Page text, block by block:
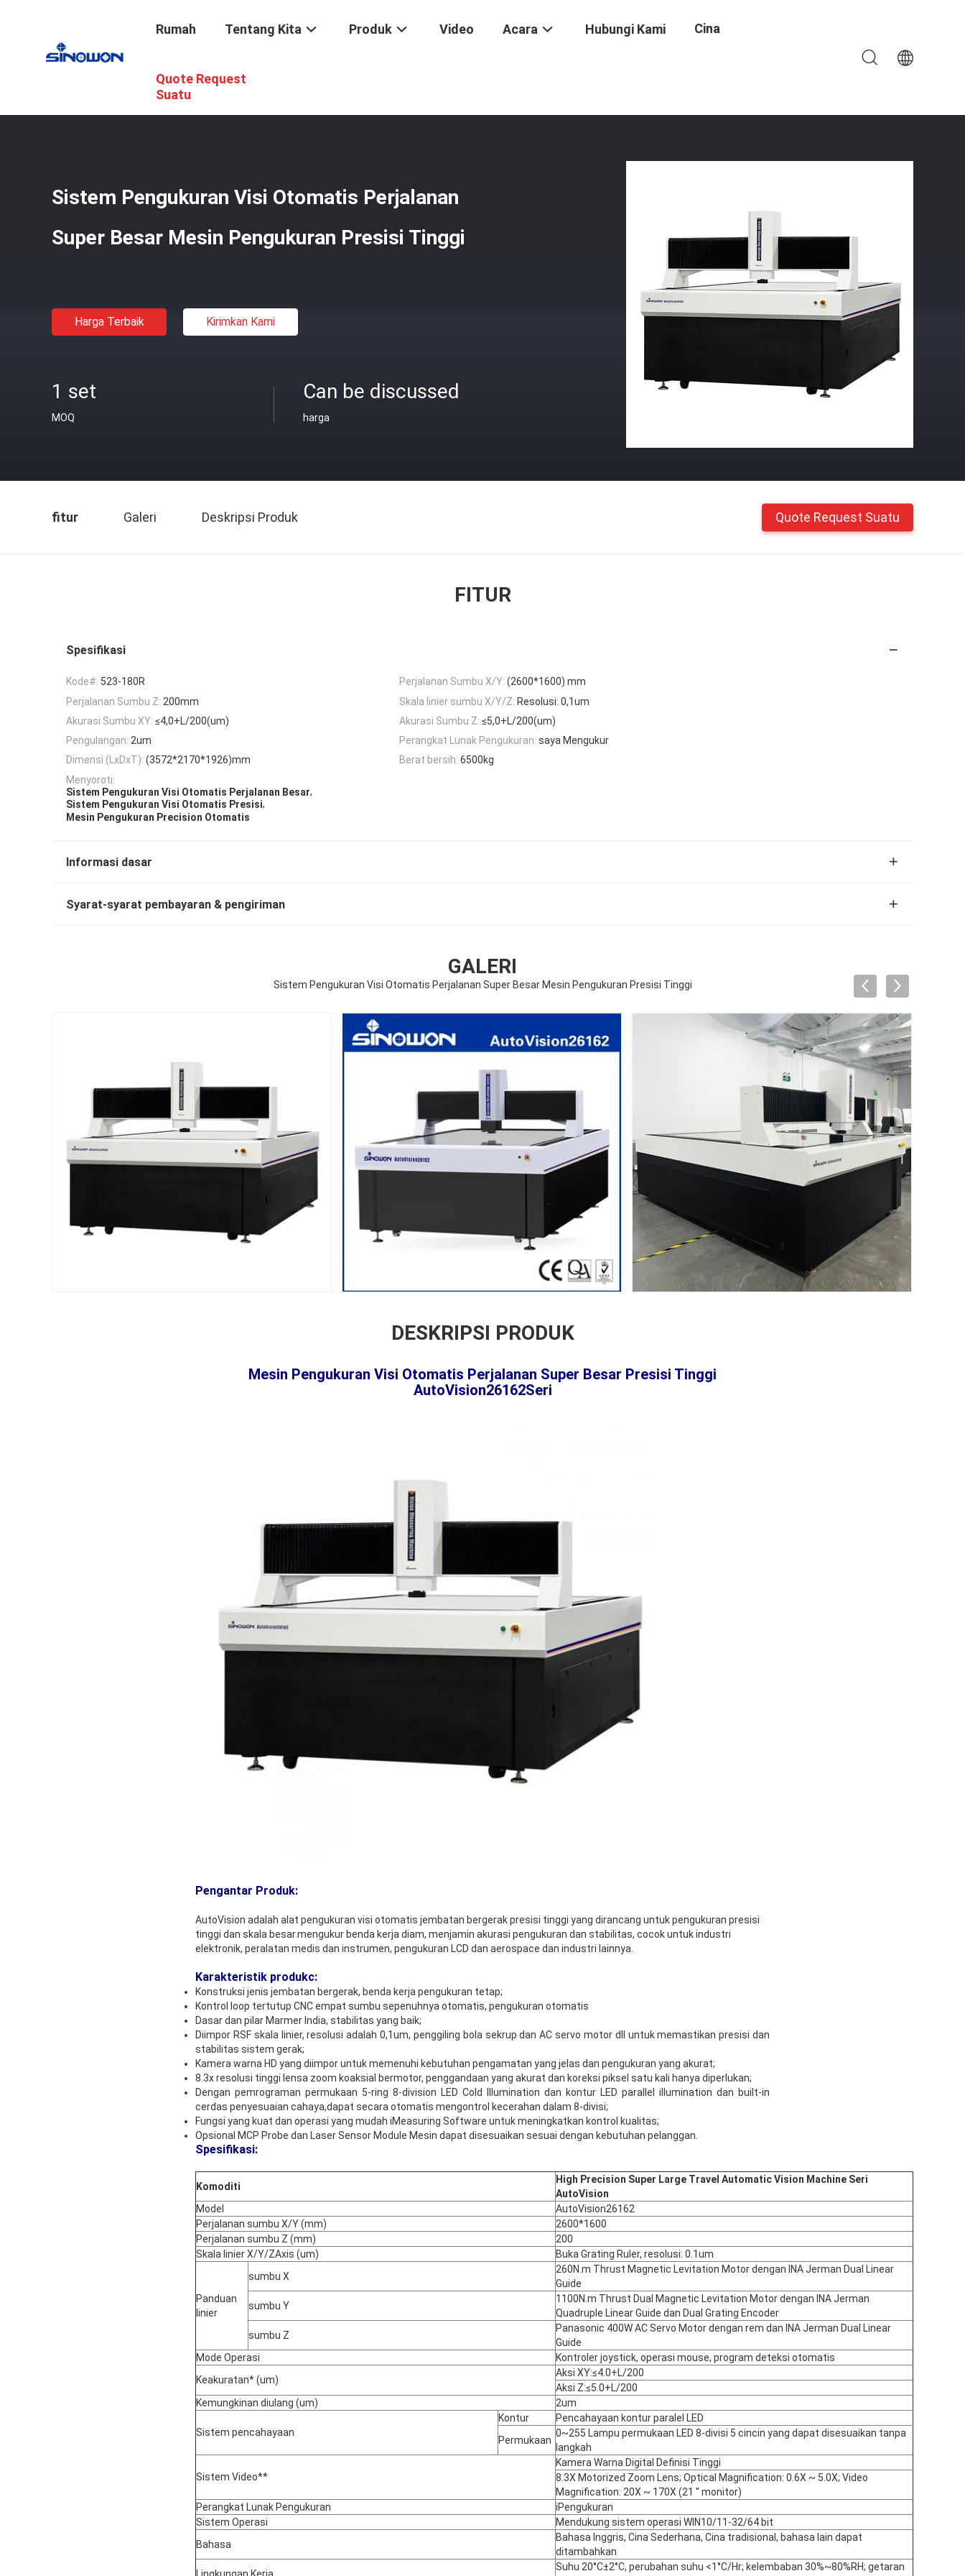
Rumah Tentang Kita Produk Video Acara Hubungi Kami Cina
Quote Request
Suatu
Sistem Pengukuran Video
Sistem Pengukuran Visi Otomatis Perjalanan
Super Besar Mesin Pengukuran Presisi Tinggi
Harga Terbaik Kirimkan Kami
1 set
MOQ
Can be discussed
harga
fitur Galeri Deskripsi Produk Quote Request Suatu
FITUR
Spesifikasi
Kode#: 523-180R Perjalanan Sumbu X/Y: (2600*1600) mm
Perjalanan Sumbu Z: 200mm Skala linier sumbu X/Y/Z: Resolusi: 0,1um
Akurasi Sumbu XY: ≤4,0+L/200(um) Akurasi Sumbu Z: ≤5,0+L/200(um)
Pengulangan: 2um Perangkat Lunak Pengukuran: saya Mengukur
Dimensi (LxDxT): (3572*2170*1926)mm Berat bersih: 6500kg
Menyoroti:
Sistem Pengukuran Visi Otomatis Perjalanan Besar,
Sistem Pengukuran Visi Otomatis Presisi,
Mesin Pengukuran Precision Otomatis
Informasi dasar
Syarat-syarat pembayaran & pengiriman
GALERI
Sistem Pengukuran Visi Otomatis Perjalanan Super Besar Mesin Pengukuran Presisi Tinggi
DESKRIPSI PRODUK
Mesin Pengukuran Visi Otomatis Perjalanan Super Besar Presisi Tinggi
AutoVision26162Seri
Pengantar Produk:
AutoVision adalah alat pengukuran visi otomatis jembatan bergerak presisi tinggi yang dirancang untuk pengukuran presisi
tinggi dan skala besar.mengukur benda kerja diam, menjamin akurasi pengukuran dan stabilitas, cocok untuk industri
elektronik, peralatan medis dan instrumen, pengukuran LCD dan aerospace dan industri lainnya.
Karakteristik produkc:
Konstruksi jenis jembatan bergerak, benda kerja pengukuran tetap;
Kontrol loop tertutup CNC empat sumbu sepenuhnya otomatis, pengukuran otomatis
Dasar dan pilar Marmer India, stabilitas yang baik;
Diimpor RSF skala linier, resolusi adalah 0,1um, penggiling bola sekrup dan AC servo motor dll untuk memastikan presisi dan
stabilitas sistem gerak;
Kamera warna HD yang diimpor untuk memenuhi kebutuhan pengamatan yang jelas dan pengukuran yang akurat;
8.3x resolusi tinggi lensa zoom koaksial bermotor, penggandaan yang akurat dan koreksi piksel satu kali hanya diperlukan;
Dengan pemrograman permukaan 5-ring 8-division LED Cold Illumination dan kontur LED parallel illumination dan built-in
cerdas penyesuaian cahaya,dapat secara otomatis mengontrol kecerahan dalam 8-divisi;
Fungsi yang kuat dan operasi yang mudah iMeasuring Software untuk meningkatkan kontrol kualitas;
Opsional MCP Probe dan Laser Sensor Module Mesin dapat disesuaikan sesuai dengan kebutuhan pelanggan.
Spesifikasi:
Komoditi
High Precision Super Large Travel Automatic Vision Machine Seri
AutoVision
Model
AutoVision26162
Perjalanan sumbu X/Y (mm)
2600*1600
Perjalanan sumbu Z (mm)
200
Skala linier X/Y/ZAxis (um)
Buka Grating Ruler, resolusi: 0.1um
Panduan
linier
sumbu X
260N.m Thrust Magnetic Levitation Motor dengan INA Jerman Dual Linear
Guide
sumbu Y
1100N.m Thrust Dual Magnetic Levitation Motor dengan INA Jerman
Quadruple Linear Guide dan Dual Grating Encoder
sumbu Z
Panasonic 400W AC Servo Motor dengan rem dan INA Jerman Dual Linear
Guide
Mode Operasi
Kontroler joystick, operasi mouse, program deteksi otomatis
Keakuratan* (um)
Aksi XY:≤4.0+L/200
Aksi Z:≤5.0+L/200
Kemungkinan diulang (um)
2um
Sistem pencahayaan
Kontur
Pencahayaan kontur paralel LED
Permukaan
0~255 Lampu permukaan LED 8-divisi 5 cincin yang dapat disesuaikan tanpa
langkah
Sistem Video**
Kamera Warna Digital Definisi Tinggi
8.3X Motorized Zoom Lens; Optical Magnification: 0.6X ~ 5.0X; Video
Magnification: 20X ~ 170X (21 ′′ monitor)
Perangkat Lunak Pengukuran
iPengukuran
Sistem Operasi
Mendukung sistem operasi WIN10/11-32/64 bit
Bahasa
Bahasa Inggris, Cina Sederhana, Cina tradisional, bahasa lain dapat
ditambahkan
Lingkungan Kerja
Suhu 20°C±2°C, perubahan suhu <1°C/Hr; kelembaban 30%~80%RH; getaran